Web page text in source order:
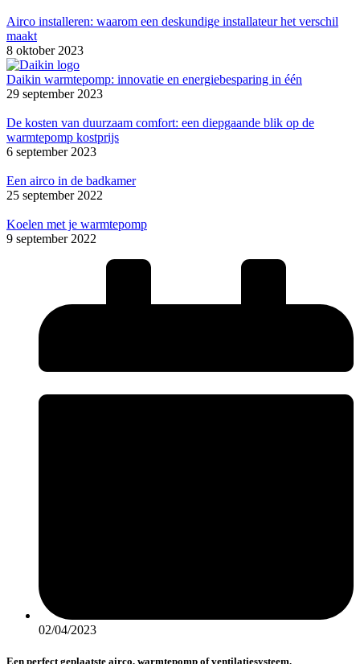
Airco installeren: waarom een deskundige installateur het verschil
maakt
8 oktober 2023
Daikin warmtepomp: innovatie en energiebesparing in één
29 september 2023
De kosten van duurzaam comfort: een diepgaande blik op de
warmtepomp kostprijs
6 september 2023
Een airco in de badkamer
25 september 2022
Koelen met je warmtepomp
9 september 2022
02/04/2023
Een perfect geplaatste airco, warmtepomp of ventilatiesysteem.